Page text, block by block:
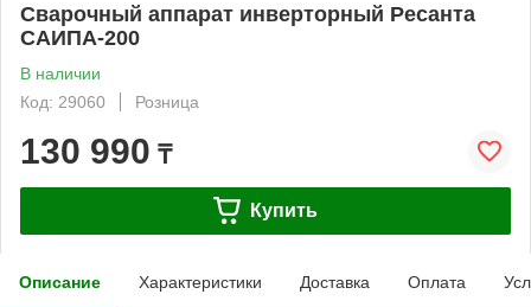
Сварочный аппарат инверторный Ресанта
САИПА-200
В наличии
Код: 29060
Розница
130 990 ₸
Купить
Описание Характеристики Доставка Оплата